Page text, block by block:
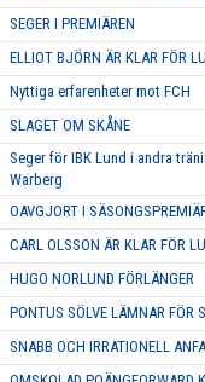
SEGER I PREMIÄREN
ELLIOT BJÖRN ÄR KLAR FÖR
Nyttiga erfarenheter mot FCH
SLAGET OM SKÅNE
Seger för IBK Lund i andra
Warberg
OAVGJORT I
CARL OLSSON ÄR KLAR FÖR
HUGO NORLUND FÖRLÄNGER
PONTUS SÖLVE LÄMNAR FÖR
SNABB OCH IRRATIONELL